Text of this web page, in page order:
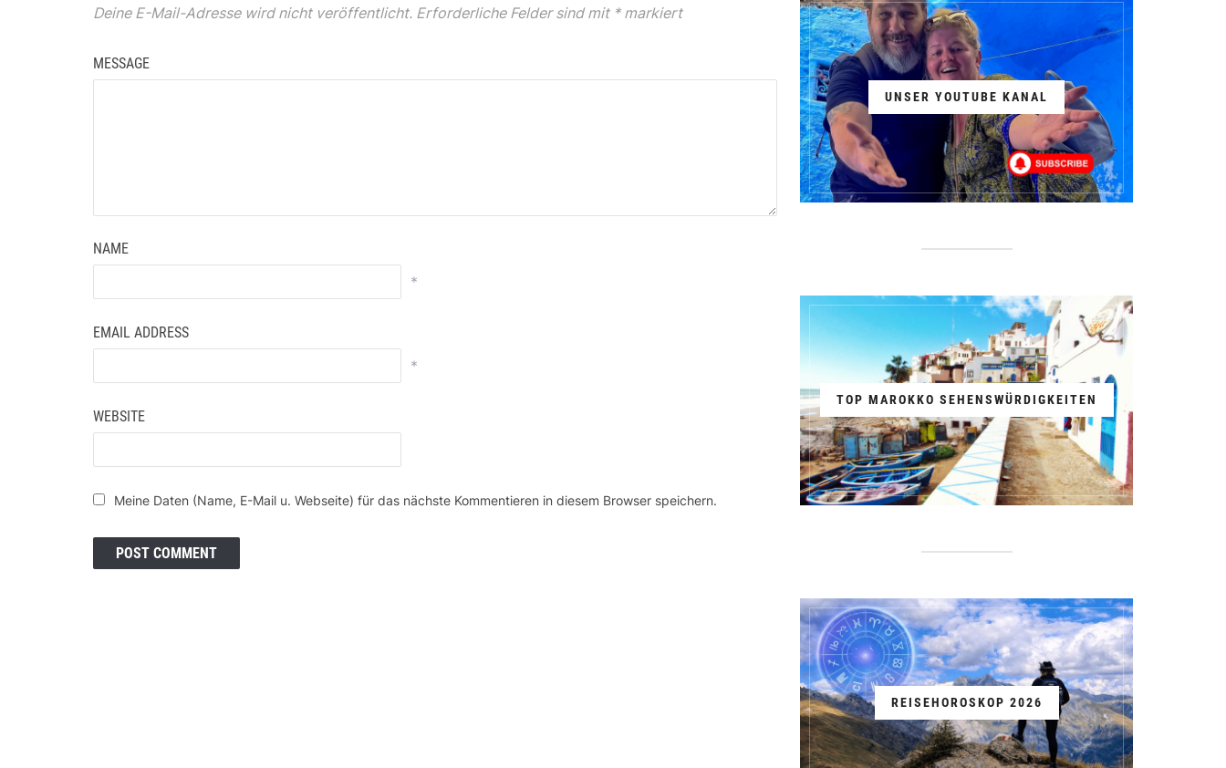
Deine E-Mail-Adresse wird nicht veröffentlicht. Erforderliche Felder sind mit *markiert
MESSAGE
NAME
*
EMAIL ADDRESS
*
WEBSITE
Meine Daten (Name, E-Mail u. Webseite) für das nächste Kommentieren in diesem Browser speichern.
UNSER YOUTUBE KANAL
TOP MAROKKO SEHENSWÜRDIGKEITEN
REISEHOROSKOP 2026